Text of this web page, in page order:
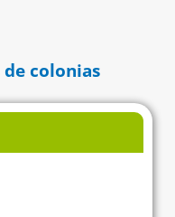
de colonias